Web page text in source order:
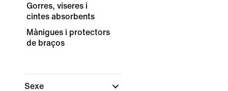
Gorres, viseres i
cintes absorbents
Mànigues i protectors
de braços
Sexe